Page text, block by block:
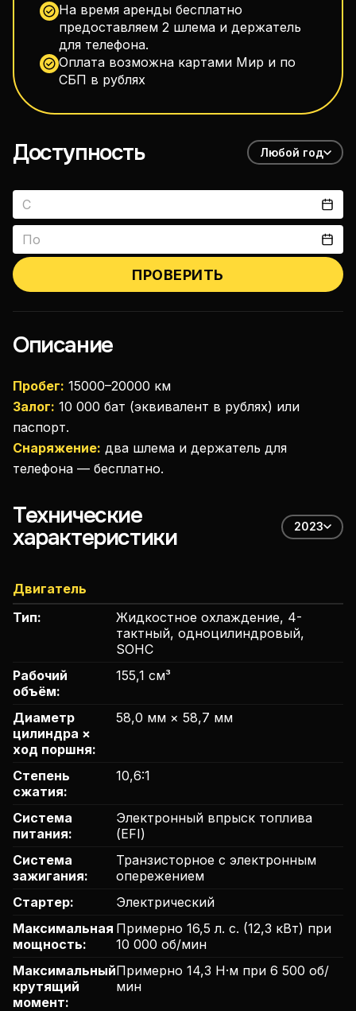
Дорожные мотоциклы
150–400 см³
Эндуро
150–300 см³
vitals1979@gmail.com
+66 88 398 7300
Доступность Любой год
ПРОВЕРИТЬ
Описание
Пробег: 15000–20000 км
Залог: 10 000 бат (эквивалент в рублях) или
паспорт.
Снаряжение: два шлема и держатель для
телефона — бесплатно.
Технические
характеристики 2023
Двигатель
Тип:
Жидкостное охлаждение, 4-
тактный, одноцилиндровый,
SOHC
Рабочий
объём:
155,1 см³
Диаметр
цилиндра ×
ход поршня:
58,0 мм × 58,7 мм
Степень
сжатия:
10,6:1
Система
питания:
Электронный впрыск топлива
(EFI)
Система
зажигания:
Транзисторное с электронным
опережением
Стартер:
Электрический
Максимальная
мощность:
Примерно 16,5 л. с. (12,3 кВт) при
10 000 об/мин
Максимальный
крутящий
момент:
Примерно 14,3 Н·м при 6 500 об/
мин
На время аренды бесплатно
предоставляем 2 шлема и держатель
для телефона.
Оплата возможна картами Мир и по
СБП в рублях